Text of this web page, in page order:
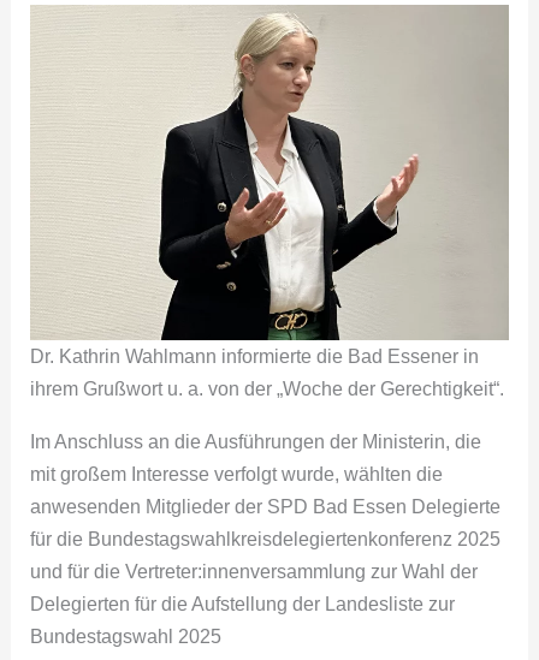
Dr. Kathrin Wahlmann informierte die Bad Essener in
ihrem Grußwort u. a. von der „Woche der Gerechtigkeit“.
Im Anschluss an die Ausführungen der Ministerin, die
mit großem Interesse verfolgt wurde, wählten die
anwesenden Mitglieder der SPD Bad Essen Delegierte
für die Bundestagswahlkreisdelegiertenkonferenz 2025
und für die Vertreter:innenversammlung zur Wahl der
Delegierten für die Aufstellung der Landesliste zur
Bundestagswahl 2025